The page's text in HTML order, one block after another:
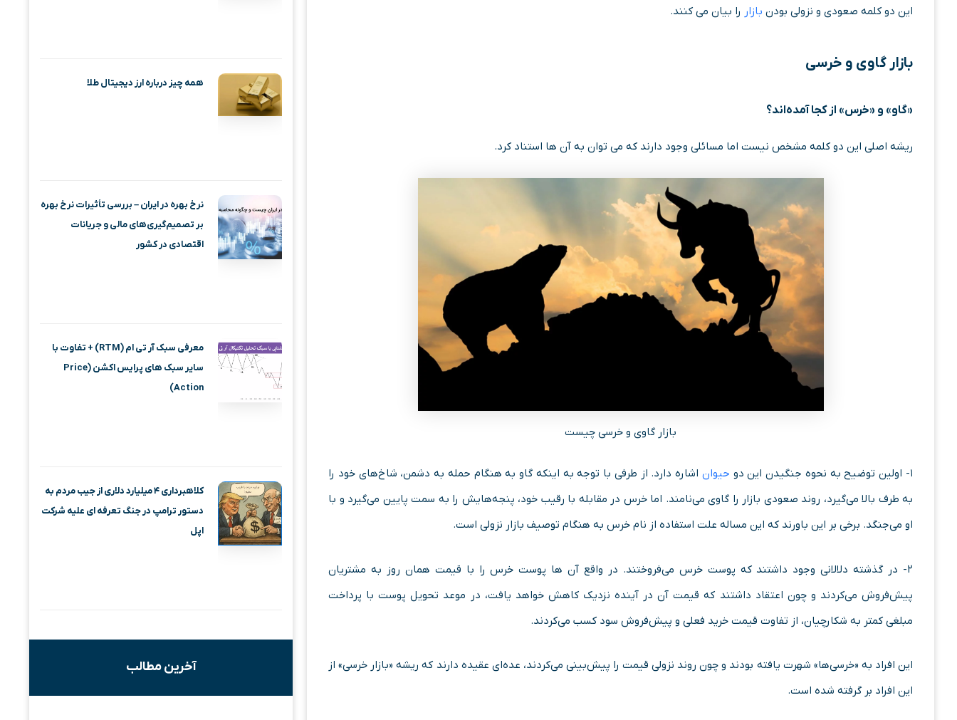
این دو کلمه صعودی و نزولی بودن بازار را بیان می کنند.
بازار گاوی و خرسی
«گاو» و «خرس» از کجا آمده‌اند؟
ریشه اصلی این دو کلمه مشخص نیست اما مسائلی وجود دارند که می توان به آن ها استناد کرد.
بازار گاوی و خرسی چیست
۱- اولین توضیح به نحوه جنگیدن این دو حیوان اشاره دارد. از طرفی با توجه به اینکه گاو به هنگام حمله به دشمن، شاخ‌‌های خود را
به طرف بالا می‌گیرد، روند صعودی بازار را گاوی می‌نامند. اما خرس در مقابله با رقیب خود، پنجه‌هایش را به سمت پایین می‌گیرد و با
او می‌جنگد. برخی بر این باورند که این مساله علت استفاده از نام خرس به هنگام توصیف بازار نزولی است.
۲- در گذشته‌ دلالانی وجود داشتند که پوست خرس می‌فروختند. در واقع آن ها پوست خرس را با قیمت همان روز به مشتریان
پیش‌فروش می‌کردند و چون اعتقاد داشتند که قیمت آن در آینده‌ نزدیک کاهش خواهد یافت، در موعد تحویل پوست با پرداخت
مبلغی کمتر به شکارچیان، از تفاوت قیمت خرید فعلی و پیش‌فروش سود کسب می‌کردند.
این افراد به «خرسی‌ها» شهرت یافته بودند و چون روند نزولی قیمت را پیش‌بینی می‌کردند، عده‌ای عقیده دارند که ریشه‌ «بازار خرسی» از
این افراد بر گرفته شده است.
همه چیز درباره ارز دیجیتال طلا
نرخ بهره در ایران – بررسی تأثیرات نرخ بهره
بر تصمیم‌گیری‌های مالی و جریانات
اقتصادی در کشور
معرفی سبک آر تی ام (RTM) + تفاوت با
سایر سبک های پرایس اکشن (Price
Action)
کلاهبرداری ۴ میلیارد دلاری از جیب مردم به
دستور ترامپ در جنگ تعرفه ای علیه شرکت
اپل
آخرین مطالب